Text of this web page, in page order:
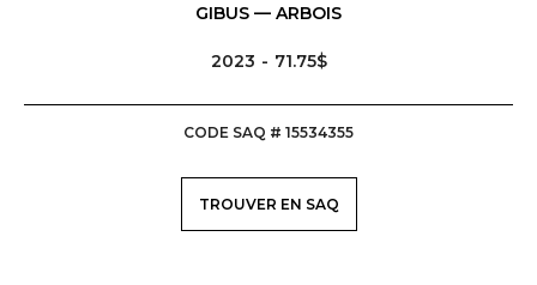
MENU
VINS, BIÈRES, CIDRES ET SPIRITUEUX
GIBUS — ARBOIS
2023 71.75$
CODE SAQ # 15534355
TROUVER EN SAQ